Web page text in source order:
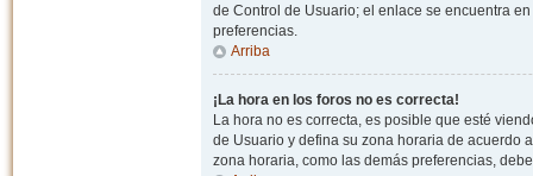
de Control de Usuario; el enlace se encuentra
preferencias.
Arriba
¡La hora en los foros no es correcta!
La hora no es correcta, es posible que esté
de Usuario y defina su zona horaria de acuerdo
zona horaria, como las demás preferencias,